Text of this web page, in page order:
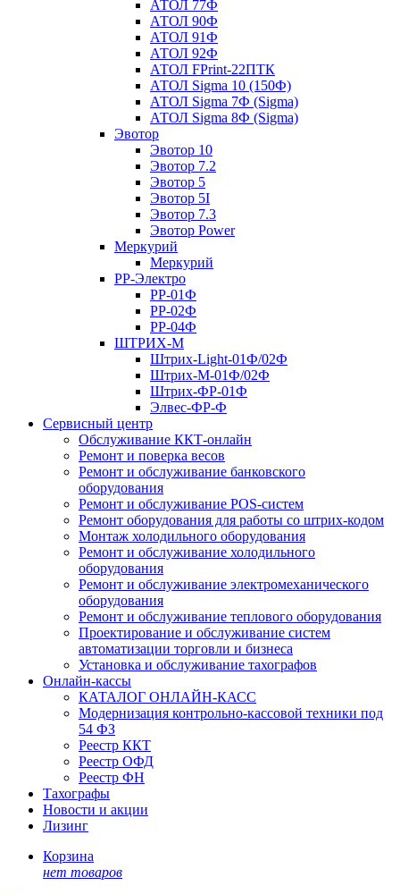
АТОЛ 77Ф
АТОЛ 90Ф
АТОЛ 91Ф
АТОЛ 92Ф
АТОЛ FPrint-22ПТК
АТОЛ Sigma 10 (150Ф)
АТОЛ Sigma 7Ф (Sigma)
АТОЛ Sigma 8Ф (Sigma)
Эвотор
Эвотор 10
Эвотор 7.2
Эвотор 5
Эвотор 5I
Эвотор 7.3
Эвотор Power
Меркурий
Меркурий
РР-Электро
РР-01Ф
РР-02Ф
РР-04Ф
ШТРИХ-М
Штрих-Light-01Ф/02Ф
Штрих-М-01Ф/02Ф
Штрих-ФР-01Ф
Элвес-ФР-Ф
Сервисный центр
Обслуживание ККТ-онлайн
Ремонт и поверка весов
Ремонт и обслуживание банковского
оборудования
Ремонт и обслуживание POS-систем
Ремонт оборудования для работы со штрих-кодом
Монтаж холодильного оборудования
Ремонт и обслуживание холодильного
оборудования
Ремонт и обслуживание электромеханического
оборудования
Ремонт и обслуживание теплового оборудования
Проектирование и обслуживание систем
автоматизации торговли и бизнеса
Установка и обслуживание тахографов
Онлайн-кассы
КАТАЛОГ ОНЛАЙН-КАСС
Модернизация контрольно-кассовой техники под
54 ФЗ
Реестр ККТ
Реестр ОФД
Реестр ФН
Тахографы
Новости и акции
Лизинг
Корзина
нет товаров